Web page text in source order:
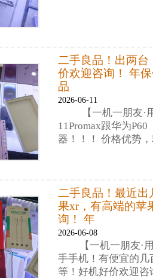
二手良品！出两台
价欢迎咨询！ 年
品
2026-06-11
【一机一朋友·
11Promax跟华为
器！！！ 价格优势
二手良品！最近出
果xr，有高端的苹
询！ 年
2026-06-08
【一机一朋友·
手手机！有便宜的几
等！好机好价欢迎